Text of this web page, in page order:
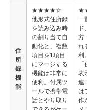
住
所
録
機
能
★★★★☆
他形式住所録
を読み込み時
の割り当て自
動化と、複数
項目を1項目
にマージする
機能は非常に
便利。付属ツ
ールで携帯電
話とやり取り
一
ド
方
れ
利
表
連
は
作